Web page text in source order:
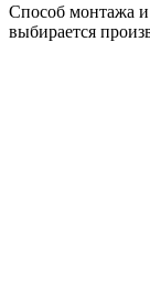
Способ монтажа
выбирается